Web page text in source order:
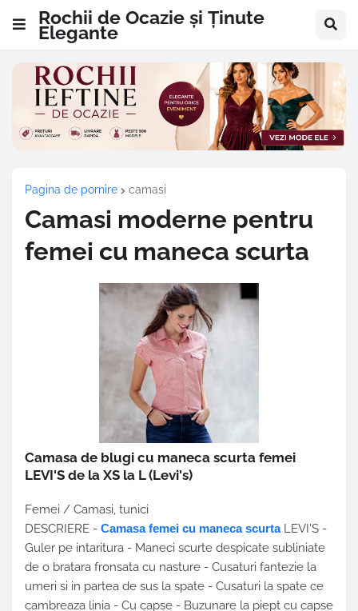
Rochii de Ocazie și Ținute
Elegante
Pagina de pornire camasi
Camasi moderne pentru
femei cu maneca scurta
Camasa de blugi cu maneca scurta femei
LEVI'S de la XS la L(Levi's)
Femei / Camasi, tunici
DESCRIERE - Camasa femei cu maneca scurtaLEVI'S -
Guler pe intaritura - Maneci scurte despicate subliniate
de o bratara fronsata cu nasture - Cusaturi fantezie la
umeri si in partea de sus la spate - Cusaturi la spate ce
cambreaza linia - Cu capse - Buzunare la piept cu capse